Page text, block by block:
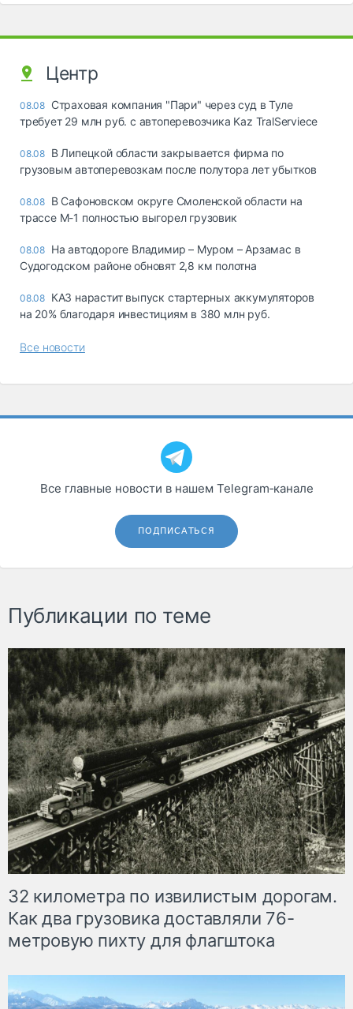
Центр
08.08 Страховая компания "Пари" через суд в Туле
требует 29 млн руб. с автоперевозчика Kaz TralServiece
08.08 В Липецкой области закрывается фирма по
грузовым автоперевозкам после полутора лет убытков
08.08 В Сафоновском округе Смоленской области на
трассе М-1 полностью выгорел грузовик
08.08 На автодороге Владимир – Муром – Арзамас в
Судогодском районе обновят 2,8 км полотна
08.08 КАЗ нарастит выпуск стартерных аккумуляторов
на 20% благодаря инвестициям в 380 млн руб.
Все новости
Все главные новости в нашем Telegram‑канале
ПОДПИСАТЬСЯ
Публикации по теме
32 километра по извилистым дорогам.
Как два грузовика доставляли 76-
метровую пихту для флагштока